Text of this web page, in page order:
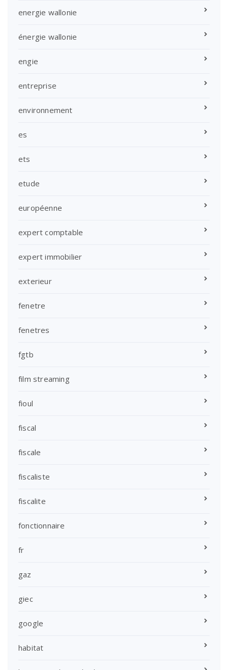
energie wallonie
énergie wallonie
engie
entreprise
environnement
es
ets
etude
européenne
expert comptable
expert immobilier
exterieur
fenetre
fenetres
fgtb
film streaming
fioul
fiscal
fiscale
fiscaliste
fiscalite
fonctionnaire
fr
gaz
giec
google
habitat